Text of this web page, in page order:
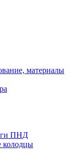
материалы
ПНД
колодцы